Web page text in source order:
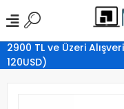
2900 TL ve Üzeri
120USD)